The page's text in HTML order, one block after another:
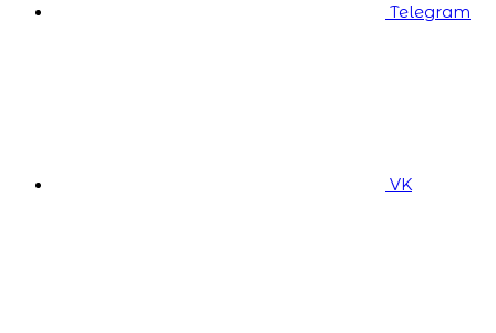
Telegram
VK